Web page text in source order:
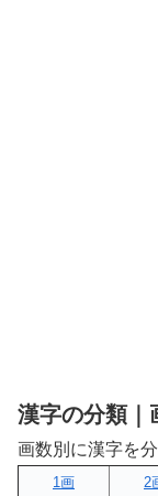
漢字の分類｜
画数別に漢字を
1画 2